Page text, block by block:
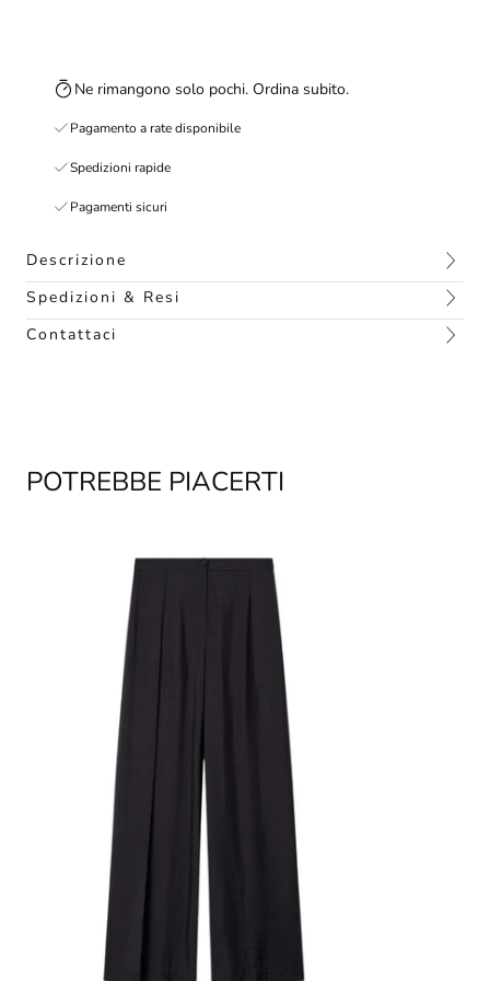
Ne rimangono solo pochi. Ordina subito.
Pagamento a rate disponibile
Spedizioni rapide
Pagamenti sicuri
Descrizione
Spedizioni & Resi
Contattaci
POTREBBE PIACERTI